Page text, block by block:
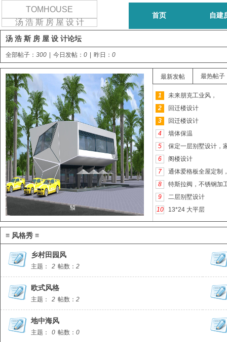
TOMHOUSE
汤 浩 斯 房 屋 设 计
首页 自建
汤 浩 斯 房 屋 设 计论坛
全部帖子： 300 今日发帖： 0 昨日： 0
最新发帖 最热帖子
1
未来朋克工业风，
2
回迁楼设计
3
回迁楼设计
4
墙体保温
5
保定一层别墅设计，
6
阁楼设计
7
通体爱格板全屋定制
8
特斯拉阀，不锈钢加
9
二层别墅设计
10
13*24 大平层
≡ 风格秀 ≡
乡村田园风
主题： 2 帖数： 2
欧式风格
主题： 2 帖数： 2
地中海风
主题： 0 帖数： 0